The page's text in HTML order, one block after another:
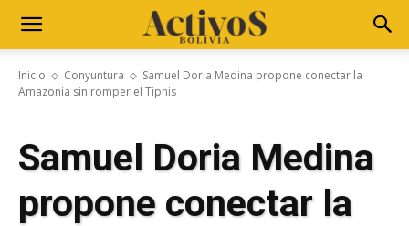
Inicio Conyuntura
Samuel Doria Medina propone conectar la
Amazonía sin romper el Tipnis
Samuel Doria Medina
propone conectar la